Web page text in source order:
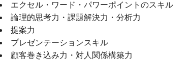
エクセル・ワード・パワーポイントのスキル
論理的思考力・課題解決力・分析力
提案力
プレゼンテーションスキル
顧客巻き込み力・対人関係構築力